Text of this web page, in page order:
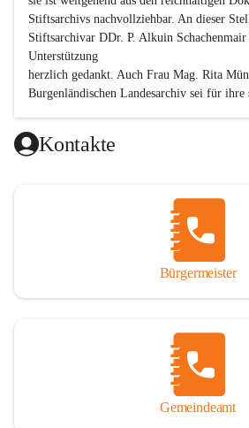
Stiftsarchivs nachvollziehbar. An dieser
Stiftsarchivar DDr. P. Alkuin
Unterstützung
herzlich gedankt. Auch Frau Mag. Rita
Burgenländischen Landesarchiv sei für
Dank gilt den Textautoren dieser Chronik,
Redaktionsteam, für die gute
gedankt werden, die durch ihre
durch das Überlassen von Fotos und
dieses Buches wesentlich beigetragen haben.
Der Zeitdruck war enorm, um das Werk
Jubiläumsjahr abschließen zu können.
Ausführlichkeit behandelt erscheinen, oder
andere Fehler unterlief. Die Autoren haben
individuellen Möglichkeiten mit bestem
Kontakte
Bürgermeister
Gemeindeamt